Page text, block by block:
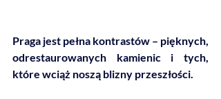
Praga jest pełna kontrastów – pięknych,
odrestaurowanych kamienic i tych,
które wciąż noszą blizny przeszłości.